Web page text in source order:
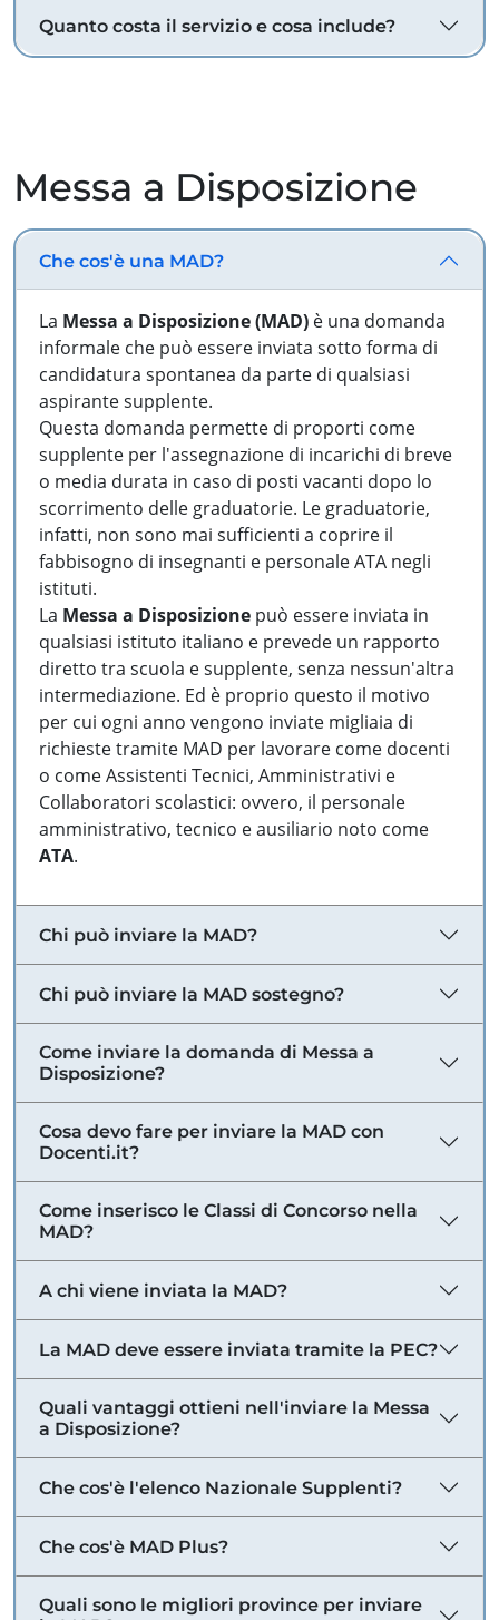
Quanto costa il servizio e cosa include?
Messa a Disposizione
Che cos'è una MAD?
La Messa a Disposizione (MAD) è una domanda
informale che può essere inviata sotto forma di
candidatura spontanea da parte di qualsiasi
aspirante supplente.
Questa domanda permette di proporti come
supplente per l'assegnazione di incarichi di breve
o media durata in caso di posti vacanti dopo lo
scorrimento delle graduatorie. Le graduatorie,
infatti, non sono mai sufficienti a coprire il
fabbisogno di insegnanti e personale ATA negli
istituti.
La Messa a Disposizione può essere inviata in
qualsiasi istituto italiano e prevede un rapporto
diretto tra scuola e supplente, senza nessun'altra
intermediazione. Ed è proprio questo il motivo
per cui ogni anno vengono inviate migliaia di
richieste tramite MAD per lavorare come docenti
o come Assistenti Tecnici, Amministrativi e
Collaboratori scolastici: ovvero, il personale
amministrativo, tecnico e ausiliario noto come
ATA.
Chi può inviare la MAD?
Chi può inviare la MAD sostegno?
Come inviare la domanda di Messa a
Disposizione?
Cosa devo fare per inviare la MAD con
Docenti.it?
Come inserisco le Classi di Concorso nella
MAD?
A chi viene inviata la MAD?
La MAD deve essere inviata tramite la PEC?
Quali vantaggi ottieni nell'inviare la Messa
a Disposizione?
Che cos'è l'elenco Nazionale Supplenti?
Che cos'è MAD Plus?
Quali sono le migliori province per inviare